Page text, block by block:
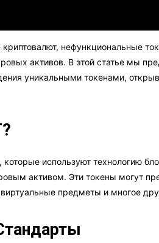
криптовалют, нефункциональные
активов. В этой статье мы
уникальными токенами,
используют технологию
активом. Эти токены могут
предметы и многое